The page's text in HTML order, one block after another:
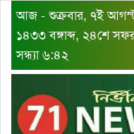
আজ - শুক্রবার, ৭ই আগস্ট,
১৪৩৩ বঙ্গাব্দ, ২৪শে
সন্ধ্যা ৬:৪২